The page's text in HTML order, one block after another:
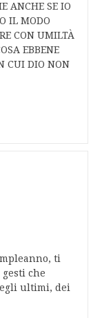
ANCHE SE IO
IL MODO
CON UMILTÀ
EBBENE
CUI DIO NON
ti
che
ultimi, dei